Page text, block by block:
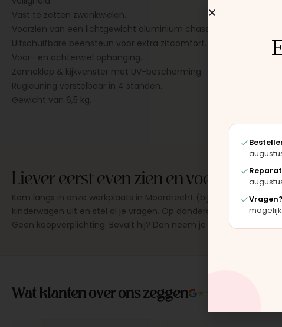
Vast te zetten zwenkwielen.
Voorzien van een lichtgewicht aluminium chassis.
Uitschuifbare beensteun voor extra zitcomfort.
Voor- en achterwiel ophanging.
Zonneklep & kijkvenster met UV-bescherming.
Rugleuning verstelbaar in 4 standen.
Gewicht van 6,5 kg.
Liever eerst even zien en voelen?
Kom langs in onze werkplaats in Moordrecht (bij Gouda), probeer
kinderwagen uit en stel al je vragen. Op donderdag en zaterdag,
Geen koopverplichting. Bevalt hij? Dan neem je hem direct mee.
Wat klanten over ons zeggen ★★★★★
Vragen?
mogelijk.